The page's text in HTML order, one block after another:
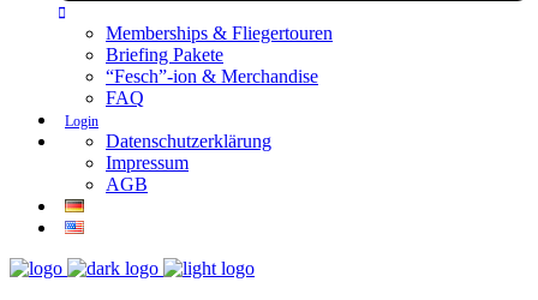
Memberships & Fliegertouren
Briefing Pakete
“Fesch”-ion & Merchandise
FAQ
Login
Datenschutzerklärung
Impressum
AGB